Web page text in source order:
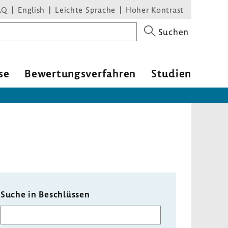
English Leichte Sprache Hoher Kontrast
Suchen
Bewer­tungs­ver­fahren Studien
Suche in Beschlüssen